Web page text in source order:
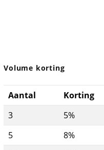
Volume korting
Aantal Korting
3
5%
5
8%